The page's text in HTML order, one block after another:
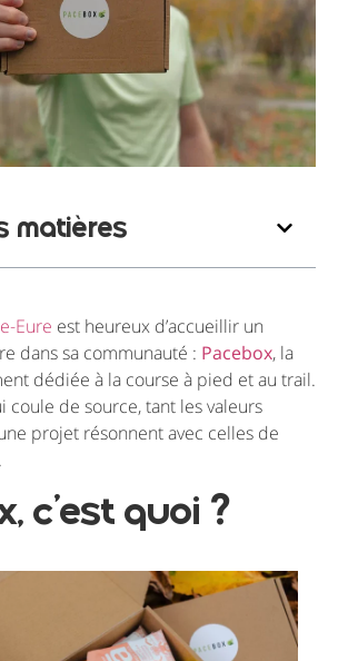
matières
Eure est heureux d’accueillir un
dans sa communauté : Pacebox, la
dédiée à la course à pied et au trail.
coule de source, tant les valeurs
projet résonnent avec celles de
c’est quoi ?